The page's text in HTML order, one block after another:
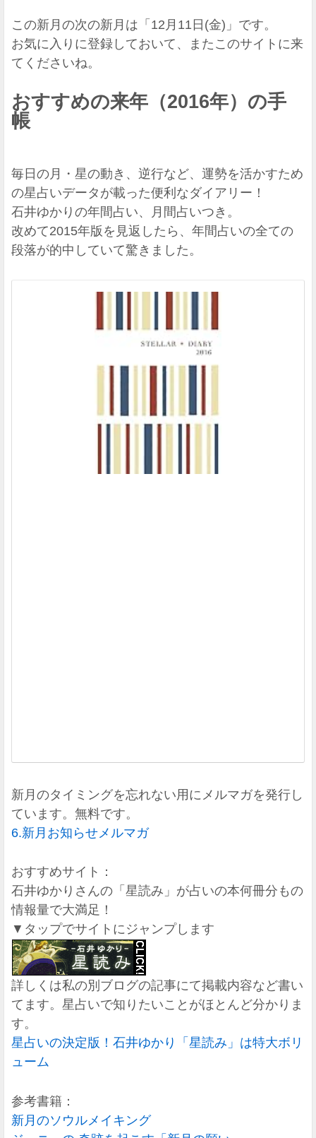
この新月の次の新月は「12月11日(金)」です。
お気に入りに登録しておいて、またこのサイトに来
てくださいね。
おすすめの来年（2016年）の手
帳
毎日の月・星の動き、逆行など、運勢を活かすため
の星占いデータが載った便利なダイアリー！
石井ゆかりの年間占い、月間占いつき。
改めて2015年版を見返したら、年間占いの全ての
段落が的中していて驚きました。
新月のタイミングを忘れない用にメルマガを発行し
ています。無料です。
6.新月お知らせメルマガ
おすすめサイト：
石井ゆかりさんの「星読み」が占いの本何冊分もの
情報量で大満足！
▼タップでサイトにジャンプします
詳しくは私の別ブログの記事にて掲載内容など書い
てます。星占いで知りたいことがほとんど分かりま
す。
星占いの決定版！石井ゆかり「星読み」は特大ボリ
ューム
参考書籍：
新月のソウルメイキング